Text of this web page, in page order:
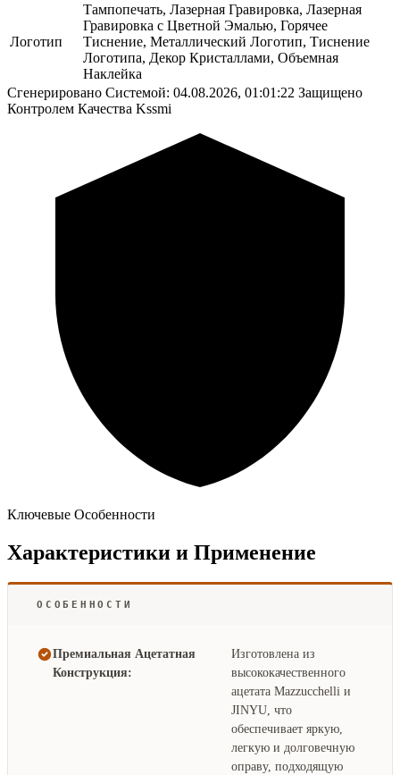
Логотип
Тампопечать, Лазерная Гравировка, Лазерная
Гравировка с Цветной Эмалью, Горячее
Тиснение, Металлический Логотип, Тиснение
Логотипа, Декор Кристаллами, Объемная
Наклейка
Сгенерировано Системой: 04.08.2026, 01:01:22 Защищено
Контролем Качества Kssmi
Ключевые Особенности
Характеристики и Применение
ОСОБЕННОСТИ
Премиальная Ацетатная
Конструкция:
Изготовлена из
высококачественного
ацетата Mazzucchelli и
JINYU, что
обеспечивает яркую,
легкую и долговечную
оправу, подходящую